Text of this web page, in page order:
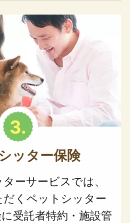
ッター保険
ーサービスでは、
くペットシッター
受託者特約・施設管